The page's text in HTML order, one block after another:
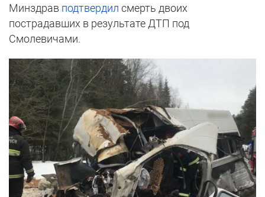
Минздрав подтвердил смерть двоих
пострадавших в результате ДТП под
Смолевичами.